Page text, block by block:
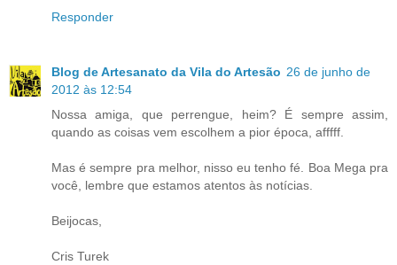
Responder
Blog de Artesanato da Vila do Artesão 26 de junho de
2012 às 12:54
Nossa amiga, que perrengue, heim? É sempre assim,
quando as coisas vem escolhem a pior época, afffff.
Mas é sempre pra melhor, nisso eu tenho fé. Boa Mega pra
você, lembre que estamos atentos às notícias.
Beijocas,
Cris Turek